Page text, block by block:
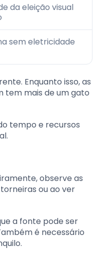
da eleição visual
sem eletricidade
Enquanto isso, as
tem mais de um gato
tempo e recursos
observe as
ou ao ver
a fonte pode ser
é necessário